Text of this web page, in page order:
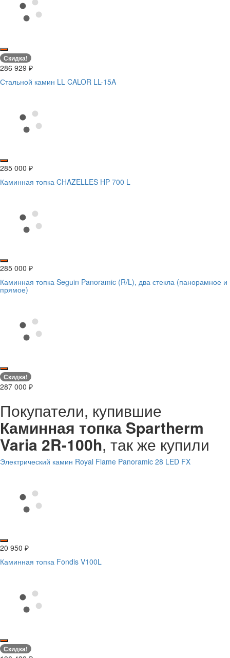
Скидка!
286 929 ₽
Стальной камин LL CALOR LL-15A
285 000 ₽
Каминная топка CHAZELLES HP 700 L
285 000 ₽
Каминная топка Seguin Panoramic (R/L), два стекла (панорамное и
прямое)
Скидка!
287 000 ₽
Покупатели, купившие
Каминная топка Spartherm
Varia 2R-100h, так же купили
Электрический камин Royal Flame Panoramic 28 LED FX
20 950 ₽
Каминная топка Fondis V100L
Скидка!